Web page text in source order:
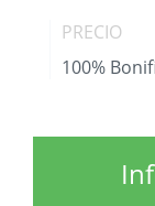
PRECIO
100%